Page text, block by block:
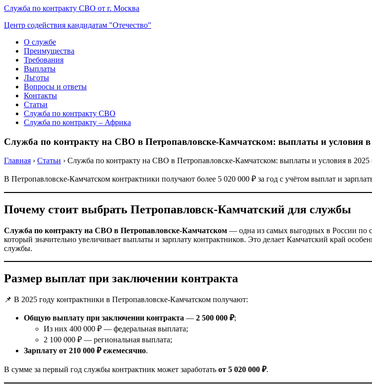
Служба по контракту СВО от г. Москва
Центр содействия кандидатам "Отечество"
О службе
Преимущества
Требования
Выплаты
Льготы
Вопросы и ответы
Контакты
Статьи
Служба по контракту СВО
Служба по контракту – Африка
Служба по контракту на СВО в Петропавловске-Камчатском: выплаты и условия в
Главная › Статьи › Служба по контракту на СВО в Петропавловске-Камчатском: выплаты и условия в 2025
В Петропавловске-Камчатском контрактники получают более 5 020 000 ₽ за год с учётом выплат и
Почему стоит выбрать Петропавловск-Камчатский для службы
Служба по контракту на СВО в Петропавловске-Камчатском — одна из самых выгодных в России по
который значительно увеличивает выплаты и зарплату контрактников. Это делает Камчатский край
службы.
Размер выплат при заключении контракта
📌 В 2025 году контрактники в Петропавловске-Камчатском получают:
Общую выплату при заключении контракта — 2 500 000 ₽;
Из них 400 000 ₽ — федеральная выплата;
2 100 000 ₽ — региональная выплата;
Зарплату от 210 000 ₽ ежемесячно.
В сумме за первый год службы контрактник может заработать от 5 020 000 ₽.